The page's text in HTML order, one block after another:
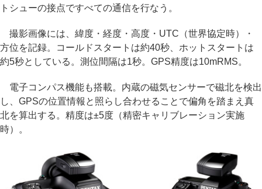
トシューの接点ですべての通信を行なう。
撮影画像には、緯度・経度・高度・UTC（世界協定時）・
方位を記録。コールドスタートは約40秒、ホットスタートは
約5秒としている。測位間隔は1秒。GPS精度は10mRMS。
電子コンパス機能も搭載。内蔵の磁気センサーで磁北を検出
し、GPSの位置情報と照らし合わせることで偏角を踏まえ真
北を算出する。精度は±5度（精密キャリブレーション実施
時）。